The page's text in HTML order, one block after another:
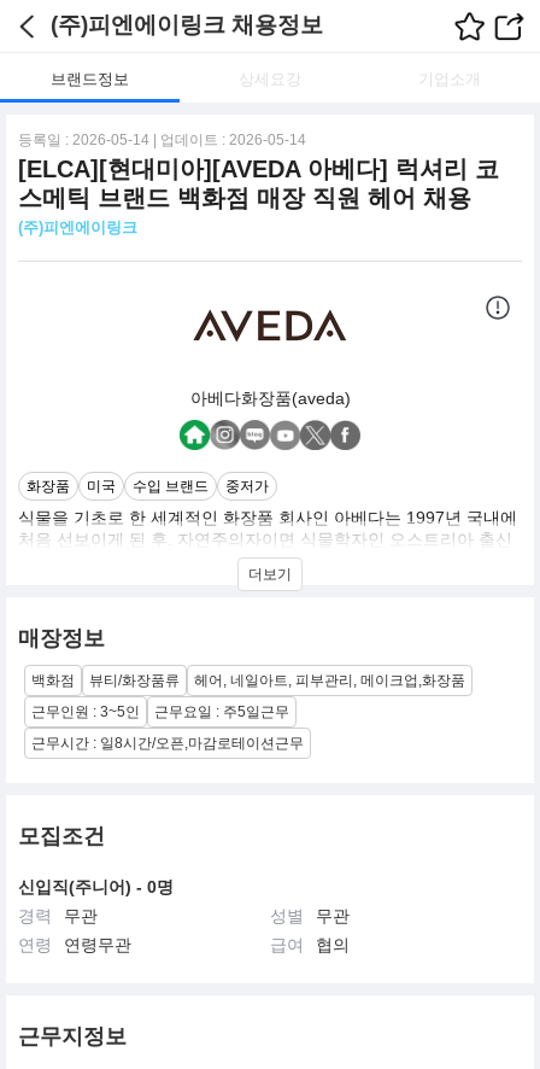
(주)피엔에이링크 채용정보
브랜드정보 상세요강 기업소개
등록일 : 2026-05-14 | 업데이트 : 2026-05-14
[ELCA][현대미아][AVEDA 아베다] 럭셔리 코
스메틱 브랜드 백화점 매장 직원 헤어 채용
(주)피엔에이링크
아베다화장품(aveda)
화장품 미국 수입 브랜드 중저가
식물을 기초로 한 세계적인 화장품 회사인 아베다는 1997년 국내에
처음 선보이게 된 후. 자연주의자이면 식물학자인 오스트리아 출신
호스트 레켈바커의 창업정신을 바탕으로 우리가 살고 있는 이 세계
를 보호한다라는 아베다의 미션을 실천하기 위해, 아베다가 생산하
법을 통해 사업을 펼쳐 나가고 있으며, 미의 영역에서 뿐만이 아닌
모든 면에서 환경에 대한 책임을 다하는 기업의 본보기를 세우기 위
해 노력하고 있습니다.
더보기
매장정보
백화점 뷰티/화장품류
헤어, 네일아트, 피부관리, 메이크업,화장품
근무인원 : 3~5인
근무요일 : 주5일근무
근무시간 : 일8시간/오픈,마감로테이션근무
모집조건
신입직(주니어) - 0명
경력
무관 성별
무관
연령
연령무관 급여 협의
근무지정보